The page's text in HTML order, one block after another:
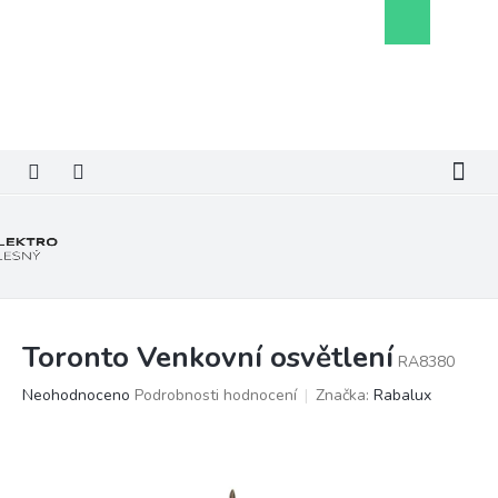
košík
Toronto Venkovní osvětlení RA8380
Průměrné
Neohodnoceno Podrobnosti hodnocení Značka: Rabalux